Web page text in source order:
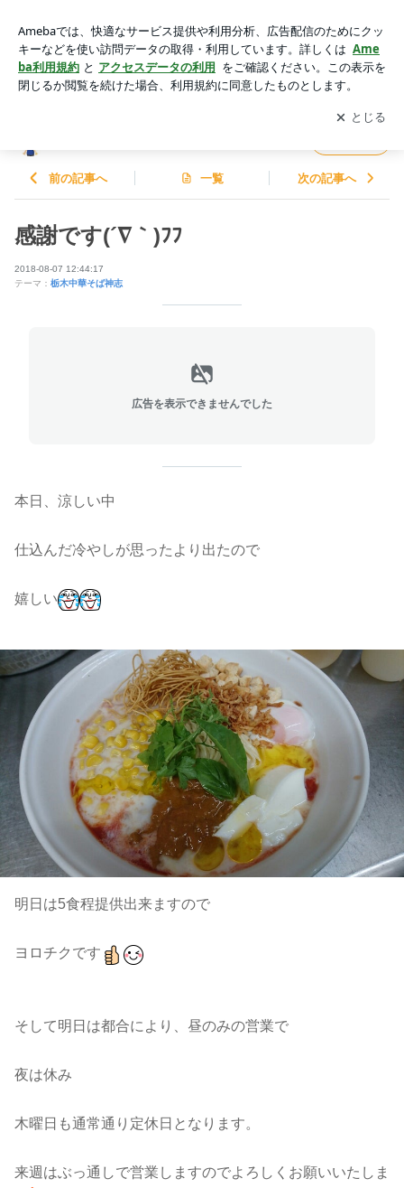
アプリをダウンロードして ブログの更新通知
を受け取りまし
ょう。
開く
前の記事へ 一覧 次の記事へ
感謝です(´∇｀)ﾌﾌ
2018-08-07 12:44:17
テーマ： 栃木中華そば神志
広告を表示できませんでした
本日、涼しい中
仕込んだ冷やしが思ったより出たので
嬉しい
明日は5食程提供出来ますので
ヨロチクです
そして明日は都合により、昼のみの営業で
夜は休み
木曜日も通常通り定休日となります。
来週はぶっ通しで営業しますのでよろしくお願いいたしま